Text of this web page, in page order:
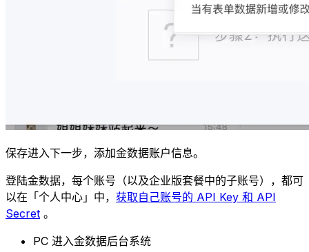
保存进入下一步，添加金数据账户信息。
登陆金数据，每个账号（以及企业版套餐中的子账号），都可
以在「个人中心」中， 获取自己账号的 API Key 和 API
Secret 。
PC 进入金数据后台系统